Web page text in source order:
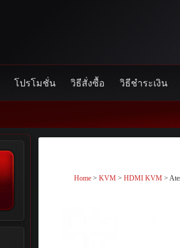
โปรโมชั่น วิธีสั่งซื้อ วิธีชำระเงิน
Home >KVM >HDMI KVM >